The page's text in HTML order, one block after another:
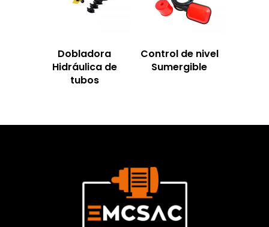
Dobladora
Hidráulica de
tubos
Control de nivel
Sumergible